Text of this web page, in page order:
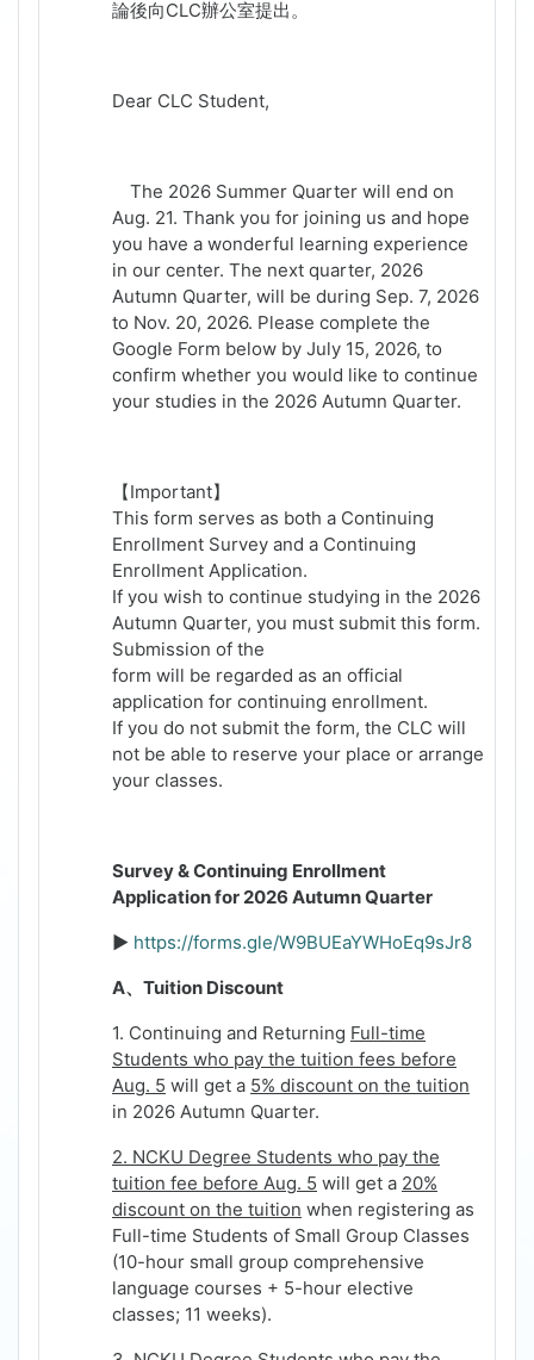
論後向CLC辦公室提出。
Dear CLC Student,
The 2026 Summer Quarter will end on
Aug. 21. Thank you for joining us and hope
you have a wonderful learning experience
in our center. The next quarter, 2026
Autumn Quarter, will be during Sep. 7, 2026
to Nov. 20, 2026. Please complete the
Google Form below by July 15, 2026, to
confirm whether you would like to continue
your studies in the 2026 Autumn Quarter.
【Important】
This form serves as both a Continuing
Enrollment Survey and a Continuing
Enrollment Application.
If you wish to continue studying in the 2026
Autumn Quarter, you must submit this form.
Submission of the
form will be regarded as an official
application for continuing enrollment.
If you do not submit the form, the CLC will
not be able to reserve your place or arrange
your classes.
Survey & Continuing Enrollment
Application for 2026 Autumn Quarter
► https://forms.gle/W9BUEaYWHoEq9sJr8
A、 Tuition Discount
1. Continuing and Returning Full-time
Students who pay the tuition fees before
Aug. 5 will get a 5% discount on the tuition
in 2026 Autumn Quarter.
2. NCKU Degree Students who pay the
tuition fee before Aug. 5 will get a 20%
discount on the tuition when registering as
Full-time Students of Small Group Classes
(10-hour small group comprehensive
language courses + 5-hour elective
classes; 11 weeks).